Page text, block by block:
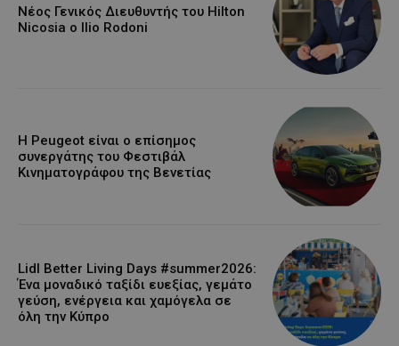
Νέος Γενικός Διευθυντής του Hilton
Nicosia ο Ilio Rodoni
Η Peugeot είναι ο επίσημος
συνεργάτης του Φεστιβάλ
Κινηματογράφου της Βενετίας
Lidl Better Living Days #summer2026:
Ένα μοναδικό ταξίδι ευεξίας, γεμάτο
γεύση, ενέργεια και χαμόγελα σε
όλη την Κύπρο